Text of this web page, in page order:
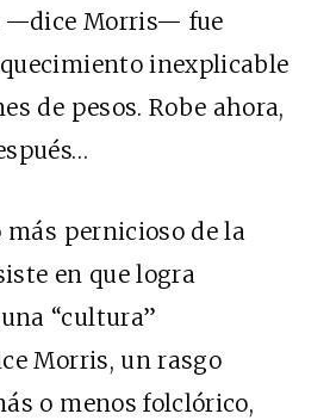
—dice Morris— fue
inexplicable
de pesos. Robe ahora,
más pernicioso de la
en que logra
“cultura”
Morris, un rasgo
o menos folclórico,